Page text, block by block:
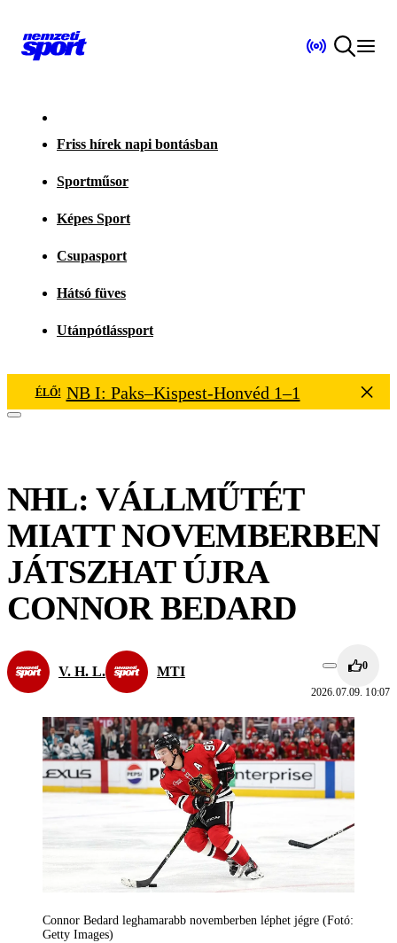
Friss hírek napi bontásban
Sportműsor
Képes Sport
Csupasport
Hátsó füves
Utánpótlássport
ÉLŐ! NB I: Paks–Kispest-Honvéd 1–1
NHL: VÁLLMŰTÉT
MIATT NOVEMBERBEN
JÁTSZHAT ÚJRA
CONNOR BEDARD
V. H. L. MTI 0
2026.07.09. 10:07
Connor Bedard leghamarabb novemberben léphet jégre (Fotó:
Getty Images)